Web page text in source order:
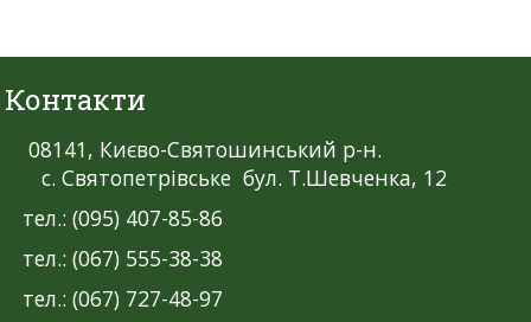
Контакти
08141, Києво-Святошинський р-н.
с. Святопетрівське бул. Т.Шевченка, 12
тел.: (095) 407-85-86
тел.: (067) 555-38-38
тел.: (067) 727-48-97